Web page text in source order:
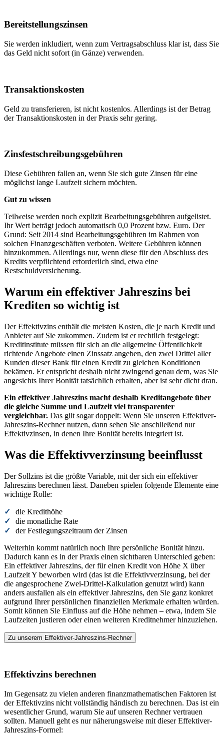
Bereitstellungszinsen
Sie werden inkludiert, wenn zum Vertragsabschluss klar ist, dass Sie
das Geld nicht sofort (in Gänze) verwenden.
Transaktionskosten
Geld zu transferieren, ist nicht kostenlos. Allerdings ist der Betrag
der Transaktionskosten in der Praxis sehr gering.
Zinsfestschreibungsgebühren
Diese Gebühren fallen an, wenn Sie sich gute Zinsen für eine
möglichst lange Laufzeit sichern möchten.
Gut zu wissen
Teilweise werden noch explizit Bearbeitungsgebühren aufgelistet.
Ihr Wert beträgt jedoch automatisch 0,0 Prozent bzw. Euro. Der
Grund: Seit 2014 sind Bearbeitungsgebühren im Rahmen von
solchen Finanzgeschäften verboten. Weitere Gebühren können
hinzukommen. Allerdings nur, wenn diese für den Abschluss des
Kredits verpflichtend erforderlich sind, etwa eine
Restschuldversicherung.
Warum ein effektiver Jahreszins bei
Krediten so wichtig ist
Der Effektivzins enthält die meisten Kosten, die je nach Kredit und
Anbieter auf Sie zukommen. Zudem ist er rechtlich festgelegt:
Kreditinstitute müssen für sich an die allgemeine Öffentlichkeit
richtende Angebote einen Zinssatz angeben, den zwei Drittel aller
Kunden dieser Bank für einen Kredit zu gleichen Konditionen
bekämen. Er entspricht deshalb nicht zwingend genau dem, was Sie
angesichts Ihrer Bonität tatsächlich erhalten, aber ist sehr dicht dran.
Ein effektiver Jahreszins macht deshalb Kreditangebote über
die gleiche Summe und Laufzeit viel transparenter
vergleichbar. Das gilt sogar doppelt: Wenn Sie unseren Effektiver-
Jahreszins-Rechner nutzen, dann sehen Sie anschließend nur
Effektivzinsen, in denen Ihre Bonität bereits integriert ist.
Was die Effektivverzinsung beeinflusst
Der Sollzins ist die größte Variable, mit der sich ein effektiver
Jahreszins berechnen lässt. Daneben spielen folgende Elemente eine
wichtige Rolle:
die Kredithöhe
die monatliche Rate
der Festlegungszeitraum der Zinsen
Weiterhin kommt natürlich noch Ihre persönliche Bonität hinzu.
Dadurch kann es in der Praxis einen sichtbaren Unterschied geben:
Ein effektiver Jahreszins, der für einen Kredit von Höhe X über
Laufzeit Y beworben wird (das ist die Effektivverzinsung, bei der
die angesprochene Zwei-Drittel-Kalkulation genutzt wird) kann
anders ausfallen als ein effektiver Jahreszins, den Sie ganz konkret
aufgrund Ihrer persönlichen finanziellen Merkmale erhalten würden.
Somit können Sie Einfluss auf die Höhe nehmen – etwa, indem Sie
Laufzeiten justieren oder einen weiteren Kreditnehmer hinzuziehen.
Zu unserem Effektiver-Jahreszins-Rechner
Effektivzins berechnen
Im Gegensatz zu vielen anderen finanzmathematischen Faktoren ist
der Effektivzins nicht vollständig händisch zu berechnen. Das ist ein
wesentlicher Grund, warum Sie auf unseren Rechner vertrauen
sollten. Manuell geht es nur näherungsweise mit dieser Effektiver-
Jahreszins-Formel: